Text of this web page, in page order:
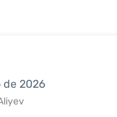
de 2026